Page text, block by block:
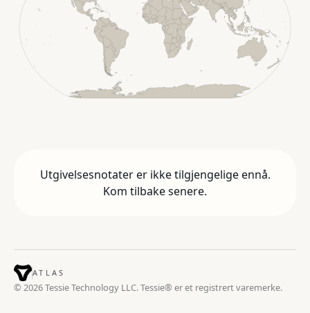
Utgivelsesnotater er ikke tilgjengelige ennå.
Kom tilbake senere.
ATLAS
© 2026 Tessie Technology LLC. Tessie® er et registrert varemerke.